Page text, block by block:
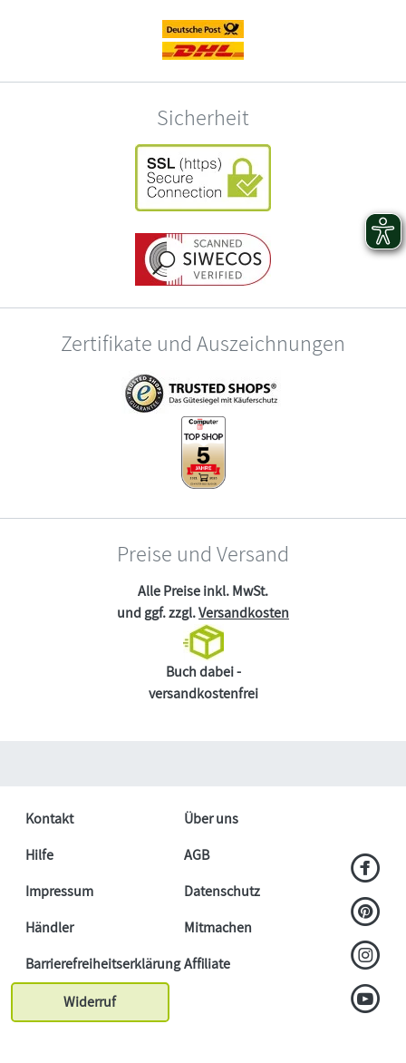
Sicherheit
Zertifikate und Auszeichnungen
Preise und Versand
Alle Preise inkl. MwSt.
und ggf. zzgl.Versandkosten
Buch dabei -
versandkostenfrei
Kontakt
Über uns
Hilfe
AGB
Impressum
Datenschutz
Händler
Mitmachen
BarrierefreiheitserklärungAffiliate
Widerruf